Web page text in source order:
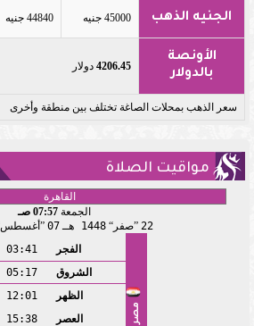
الجنيه الذهب 45000 جنيه 44840 جنيه
الأونصة
بالدولار
4206.45 دولار
سعر الذهب بمحلات الصاغة تختلف بين منطقة وأخرى
مواقيت الصلاة
الجمعة 07:57 صـ
22
صفر 1448 هـ 07 أغسطس
مصر
الفجر
03:41
الشروق
05:17
الظهر
12:01
العصر
15:38